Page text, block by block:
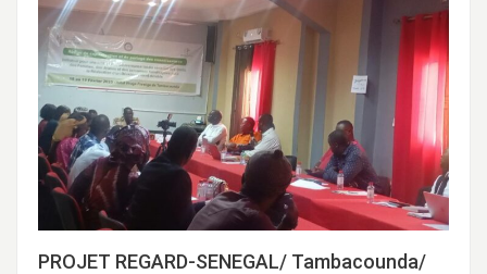
PROJET REGARD-SENEGAL/ Tambacounda/